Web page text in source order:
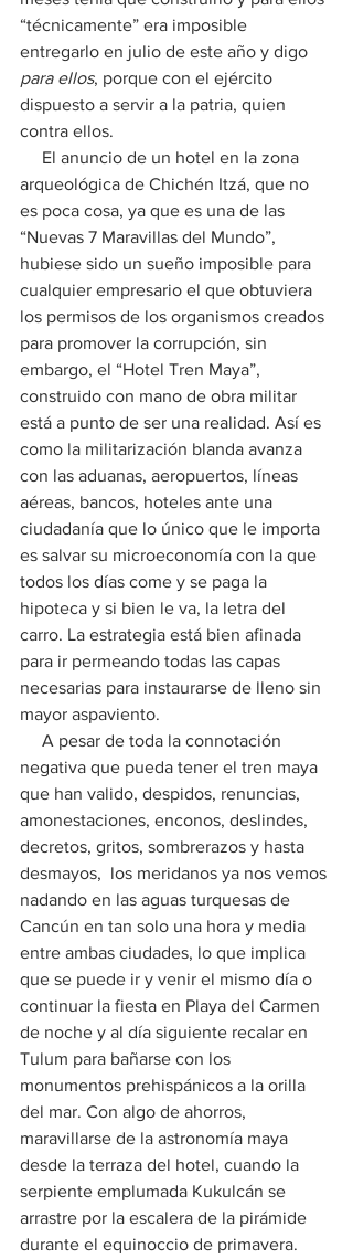
“técnicamente” era imposible
entregarlo en julio de este año y digo
para ellos, porque con el ejército
dispuesto a servir a la patria, quien
contra ellos.
arqueológica de Chichén Itzá, que no
es poca cosa, ya que es una de las
“Nuevas 7 Maravillas del Mundo”,
hubiese sido un sueño imposible para
cualquier empresario el que obtuviera
los permisos de los organismos creados
para promover la corrupción, sin
embargo, el “Hotel Tren Maya”,
construido con mano de obra militar
está a punto de ser una realidad. Así es
como la militarización blanda avanza
con las aduanas, aeropuertos, líneas
aéreas, bancos, hoteles ante una
ciudadanía que lo único que le importa
es salvar su microeconomía con la que
todos los días come y se paga la
hipoteca y si bien le va, la letra del
carro. La estrategia está bien afinada
para ir permeando todas las capas
necesarias para instaurarse de lleno sin
mayor aspaviento.
negativa que pueda tener el tren maya
que han valido, despidos, renuncias,
amonestaciones, enconos, deslindes,
decretos, gritos, sombrerazos y hasta
desmayos,  los meridanos ya nos vemos
nadando en las aguas turquesas de
Cancún en tan solo una hora y media
entre ambas ciudades, lo que implica
que se puede ir y venir el mismo día o
continuar la fiesta en Playa del Carmen
de noche y al día siguiente recalar en
Tulum para bañarse con los
monumentos prehispánicos a la orilla
del mar. Con algo de ahorros,
maravillarse de la astronomía maya
desde la terraza del hotel, cuando la
serpiente emplumada Kukulcán se
arrastre por la escalera de la pirámide
durante el equinoccio de primavera.